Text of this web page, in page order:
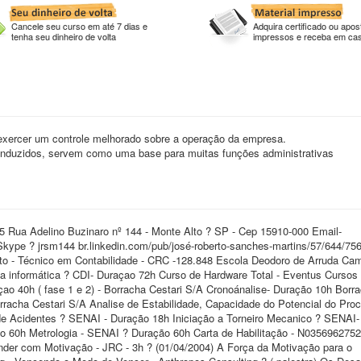
Cancele seu curso em até 7 dias e
tenha seu dinheiro de volta
Adquira certificado ou
impressos e receba em
um controle melhorado sobre a operação da empresa.
servem como uma base para muitas funções administrativas
Adelino Buzinaro nº 144 - Monte Alto ? SP - Cep 15910-000 Email-
? jrsm144 br.linkedin.com/pub/josé-roberto-sanches-martins/57/644/
- Técnico em Contabilidade - CRC -128.848 Escola Deodoro de Arruda
? CDI- Duraçao 72h Curso de Hardware Total - Eventus Cursos
40h ( fase 1 e 2) - Borracha Cestari S/A Cronoánalise- Duração 10h
Cestari S/A Analise de Estabilidade, Capacidade do Potencial do
? SENAI - Duração 18h Iniciação a Torneiro Mecanico ?
Metrologia - SENAI ? Duração 60h Carta de Habilitação -
com Motivação - JRC - 3h ? (01/04/2004) A Força da Motivação para o